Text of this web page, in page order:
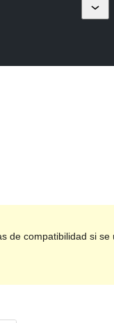
de compatibilidad si se